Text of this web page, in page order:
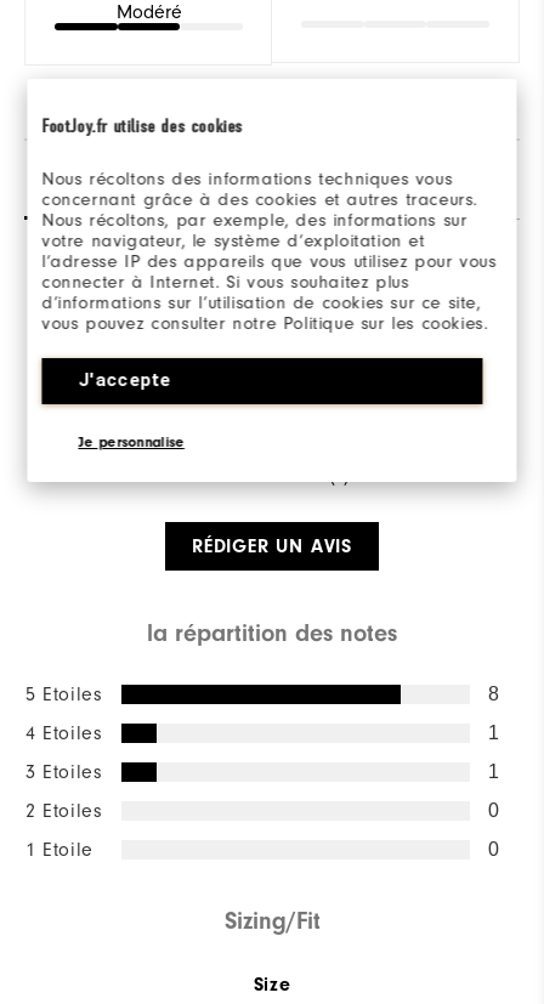
FootJoy.fr utilise des cookies
Nous récoltons des informations techniques vous
concernant grâce à des cookies et autres traceurs.
Nous récoltons, par exemple, des informations sur
votre navigateur, le système d’exploitation et
l’adresse IP des appareils que vous utilisez pour vous
connecter à Internet. Si vous souhaitez plus
d’informations sur l’utilisation de cookies sur ce site,
vous pouvez consulter notre Politique sur les cookies.
J'accepte
Je personnalise
Modéré
Avis (10) Q&R
Overall Rating
4.7/5
RÉDIGER UN AVIS
la répartition des notes
5 Etoiles 8
4 Etoiles 1
3 Etoiles 1
2 Etoiles 0
1 Etoile 0
Sizing/Fit
Size